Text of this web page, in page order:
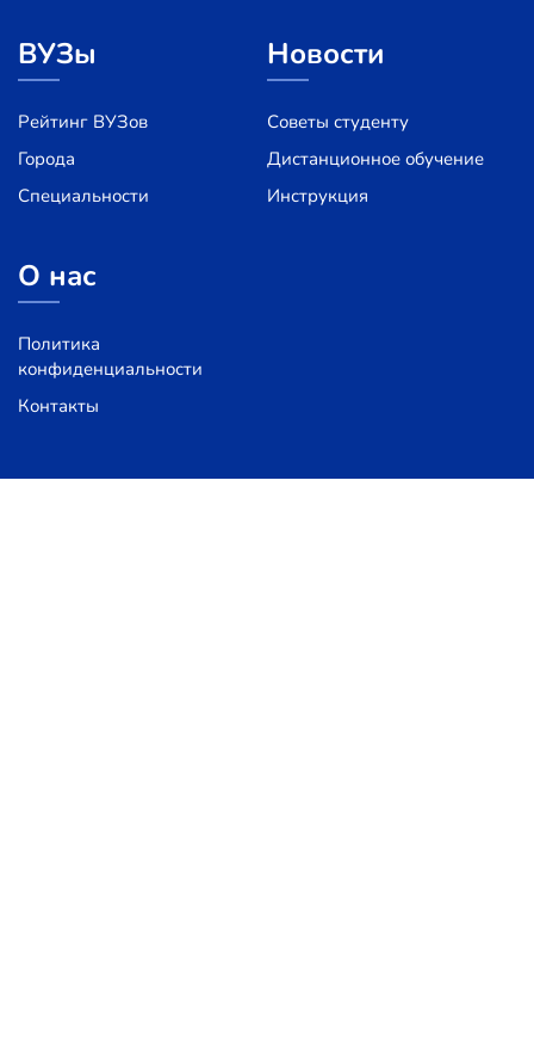
ВУЗы
Рейтинг ВУЗов
Города
Специальности
Новости
Советы студенту
Дистанционное обучение
Инструкция
О нас
Политика
конфиденциальности
Контакты